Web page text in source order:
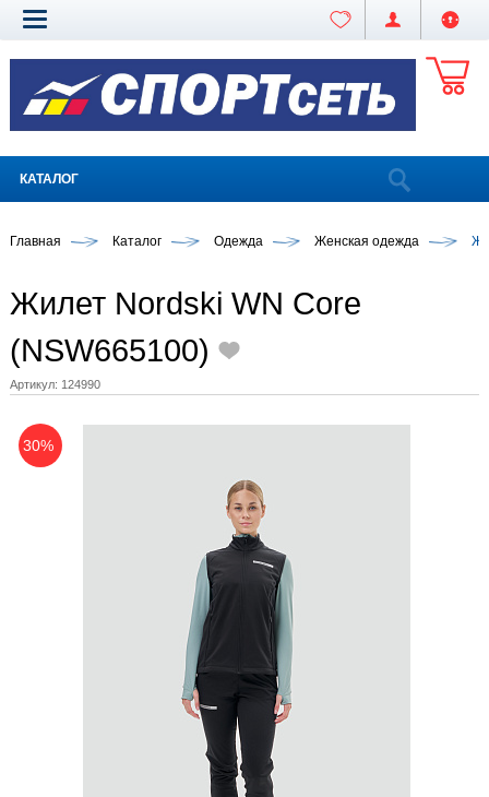
КАТАЛОГ
Главная Каталог Одежда Женская одежда
Жилет Nordski WN Core
(NSW665100)
Артикул: 124990
30%